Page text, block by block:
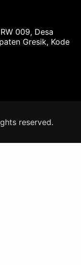
009, Desa
Gresik, Kode
reserved.